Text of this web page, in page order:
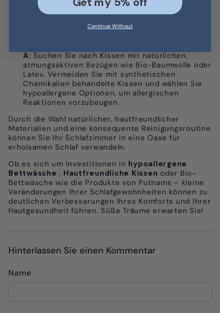
Naturfasern wie Wolle sind in hypoallergenen
Allergene hemmen.
A: Suchen Sie nach Kissen mit natürlichen,
atmungsaktiven Bezügen wie Bio-Baumwolle oder
Latex. Vermeiden Sie mit synthetischen
Chemikalien behandelte Kissen und wählen Sie
hypoallergene Optionen, um allergischen
Reaktionen vorzubeugen.
Durch die Wahl natürlicher, hautfreundlicher
Materialien und eine konsequente Reinigungsroutine
können Sie Ihr Schlafzimmer in eine Oase für
erholsamen Schlaf verwandeln.
Ob es sich um Investitionen in hypoallergene
Bettwäsche , Hautfreundliche Kissen oder Bio-
Bettwäsche wie die Produkte von Putnams – kleine
Veränderungen Ihrer Schlafgewohnheiten können zu
deutlichen Verbesserungen Ihres Komforts und Ihrer
Hautgesundheit führen. Süße Träume erwarten Sie!
Hinterlassen Sie einen Kommentar
Name
Continue Without